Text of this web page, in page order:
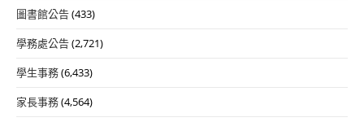
圖書館公告(433)
學務處公告(2,721)
學生事務(6,433)
家長事務(4,564)